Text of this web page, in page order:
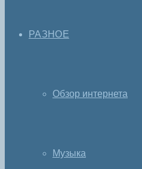
РАЗНОЕ
Обзор интернета
Музыка